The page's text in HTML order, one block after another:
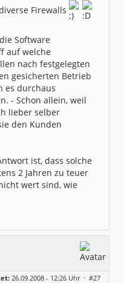
Firewalls
Software
auf welche
nach festgelegten
gesicherten Betrieb
es durchaus
- Schon allein, weil
lieber selber
den Kunden
ist, dass solche
2 Jahren zu teuer
wert sind, wie
26.09.2008 - 12:26 Uhr · #27